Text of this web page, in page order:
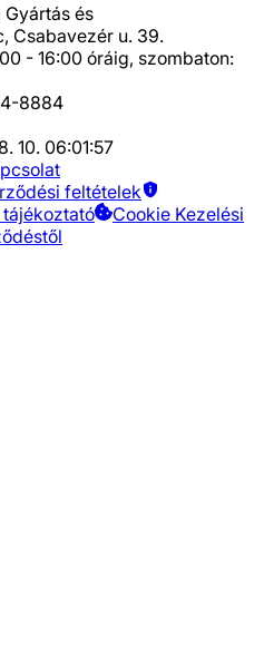
Gyártás és
Csabavezér u. 39.
- 16:00 óráig, szombaton:
8884
10. 06:01:57
feltételek
Cookie Kezelési